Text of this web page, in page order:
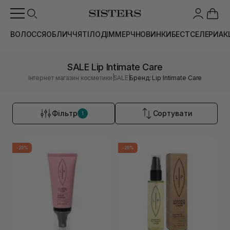
ВОЛОССЯОБЛИЧЧЯТІЛОДІММЕРЧНОВИНКИБЕСТСЕЛЕРИ
SALE Lip Intimate Care
Інтернет магазин косметики |SALE |Бренд: Lip Intimate Care
Фільтр 1 Сортувати
-20% -20%